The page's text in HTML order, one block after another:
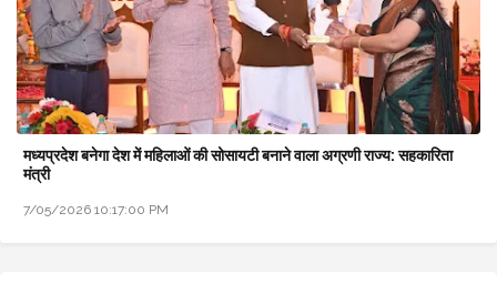
मध्यप्रदेश बनेगा देश में महिलाओं की सोसायटी बनाने वाला अग्रणी राज्य: सहकारिता
मंत्री
7/05/2026 10:17:00 PM